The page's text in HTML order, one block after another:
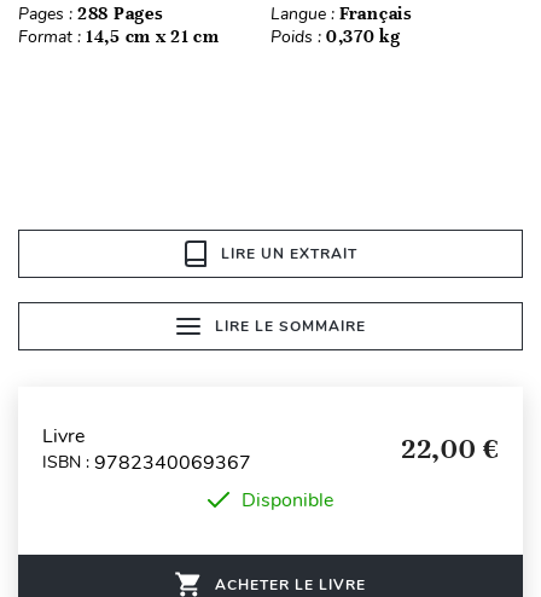
Pages : 288 Pages Langue : Français
Format : 14,5 cm x 21 cm Poids : 0,370 kg
LIRE UN EXTRAIT
LIRE LE SOMMAIRE
Livre
ISBN : 9782340069367 22,00 €
Disponible
ACHETER LE LIVRE